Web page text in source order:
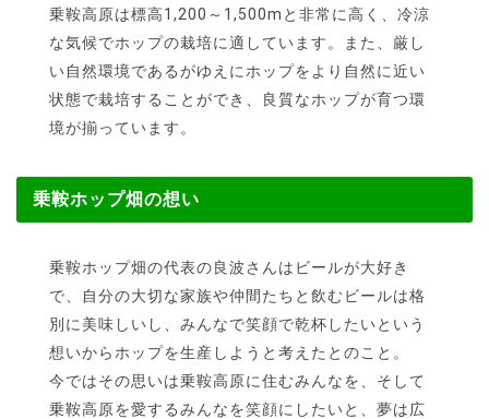
乗鞍高原は標高1,200～1,500mと非常に高く、冷涼
な気候でホップの栽培に適しています。また、厳し
い自然環境であるがゆえにホップをより自然に近い
状態で栽培することができ、良質なホップが育つ環
境が揃っています。
乗鞍ホップ畑の想い
乗鞍ホップ畑の代表の良波さんはビールが大好き
で、自分の大切な家族や仲間たちと飲むビールは格
別に美味しいし、みんなで笑顔で乾杯したいという
想いからホップを生産しようと考えたとのこと。
今ではその思いは乗鞍高原に住むみんなを、そして
乗鞍高原を愛するみんなを笑顔にしたいと、夢は広